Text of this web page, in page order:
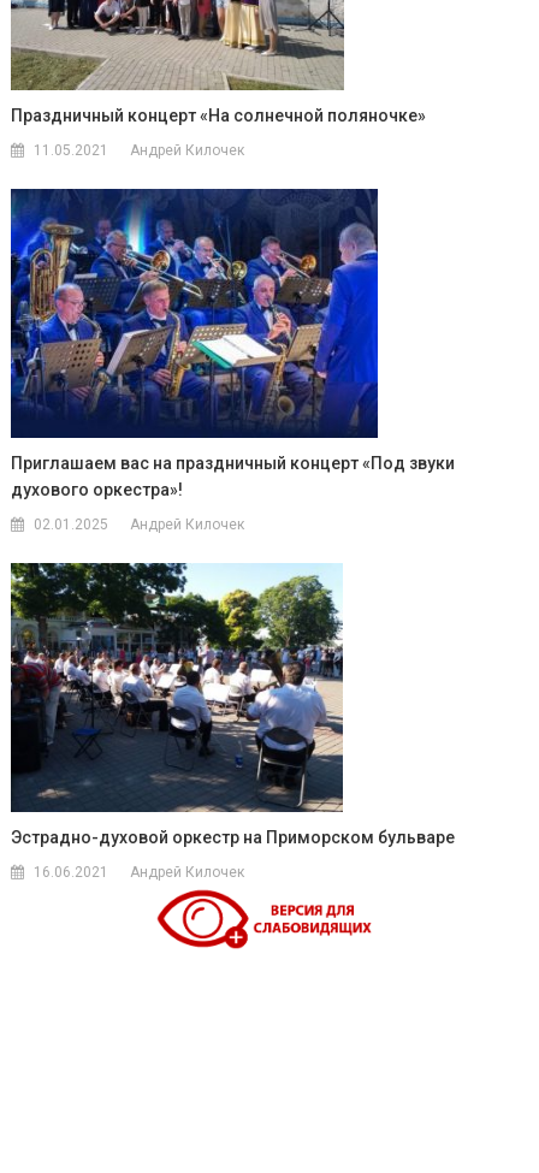
Праздничный концерт «На солнечной поляночке»
11.05.2021 Андрей Килочек
Приглашаем вас на праздничный концерт «Под звуки
духового оркестра»!
02.01.2025 Андрей Килочек
Эстрадно-духовой оркестр на Приморском бульваре
16.06.2021 Андрей Килочек